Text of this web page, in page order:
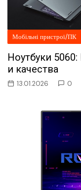
Мобільні пристрої/ПК
Ноутбуки
и качества
13.01.2026 0